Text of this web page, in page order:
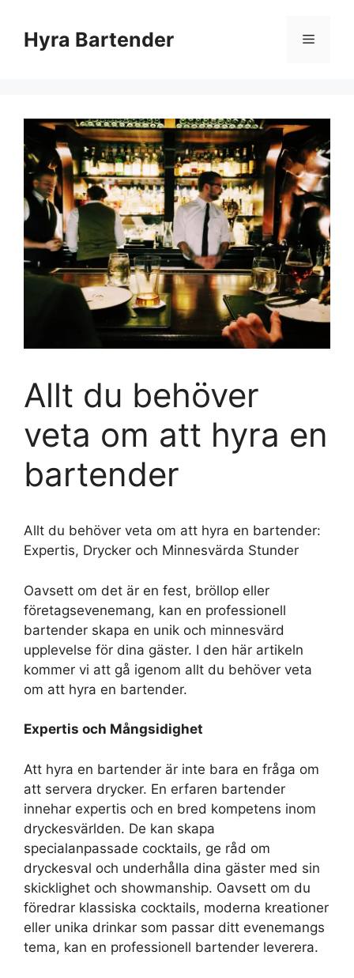
Hyra Bartender
Allt du behöver
veta om att hyra en
bartender
Allt du behöver veta om att hyra en bartender:
Expertis, Drycker och Minnesvärda Stunder
Oavsett om det är en fest, bröllop eller
företagsevenemang, kan en professionell
bartender skapa en unik och minnesvärd
upplevelse för dina gäster. I den här artikeln
kommer vi att gå igenom allt du behöver veta
om att hyra en bartender.
Expertis och Mångsidighet
Att hyra en bartender är inte bara en fråga om
att servera drycker. En erfaren bartender
innehar expertis och en bred kompetens inom
dryckesvärlden. De kan skapa
specialanpassade cocktails, ge råd om
dryckesval och underhålla dina gäster med sin
skicklighet och showmanship. Oavsett om du
föredrar klassiska cocktails, moderna kreationer
eller unika drinkar som passar ditt evenemangs
tema, kan en professionell bartender leverera.